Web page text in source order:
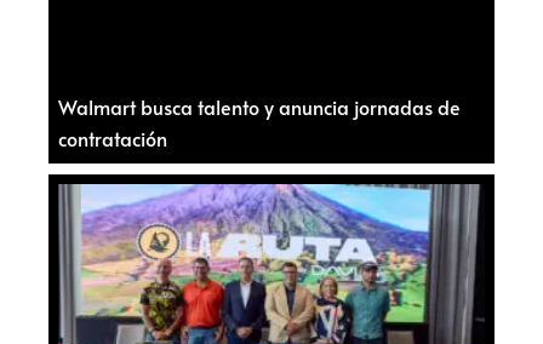
Walmart busca talento y anuncia jornadas de
contratación